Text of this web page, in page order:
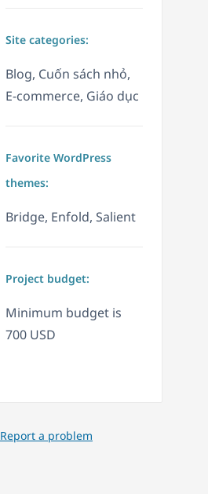
Site categories:
Blog, Cuốn sách nhỏ,
E-commerce, Giáo dục
Favorite WordPress
themes:
Bridge, Enfold, Salient
Project budget:
Minimum budget is
700 USD
Report a problem